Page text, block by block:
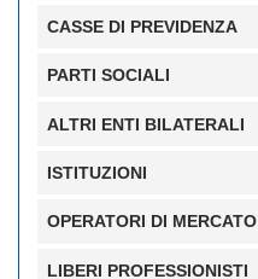
CASSE DI PREVIDENZA
PARTI SOCIALI
ALTRI ENTI BILATERALI
ISTITUZIONI
OPERATORI DI MERCATO
LIBERI PROFESSIONISTI